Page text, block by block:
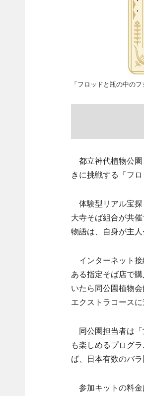
「フロッドと瓶の中のフ
都立神代植物公園
きに挑戦する「フ
体験型リアル宝探
大寺そば組合が共
物語は、自身が主
インターネット接
ある指定そば店で
いたら同公園植物
エクストラコースに
同公園担当者は「
も楽しめるプログ
ば、日本有数のバ
参加キットの料金